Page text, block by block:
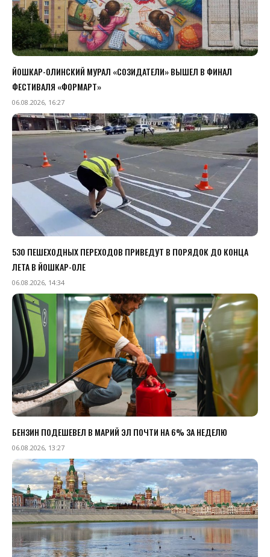
ЙОШКАР-ОЛИНСКИЙ МУРАЛ «СОЗИДАТЕЛИ» ВЫШЕЛ В ФИНАЛ
ФЕСТИВАЛЯ «ФОРМАРТ»
06.08.2026, 16:27
530 ПЕШЕХОДНЫХ ПЕРЕХОДОВ ПРИВЕДУТ В ПОРЯДОК ДО КОНЦА
ЛЕТА В ЙОШКАР-ОЛЕ
06.08.2026, 14:34
БЕНЗИН ПОДЕШЕВЕЛ В МАРИЙ ЭЛ ПОЧТИ НА 6% ЗА НЕДЕЛЮ
06.08.2026, 13:27